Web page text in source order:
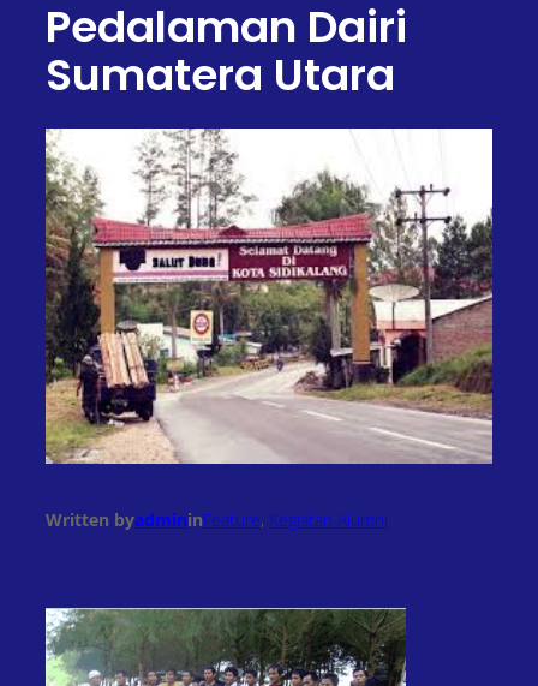
Pedalaman Dairi
Sumatera Utara
Written byadmininFeature, Kegiatan Alumni